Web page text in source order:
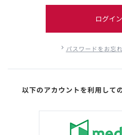
ログイン
パスワードをお忘
以下のアカウントを利用して